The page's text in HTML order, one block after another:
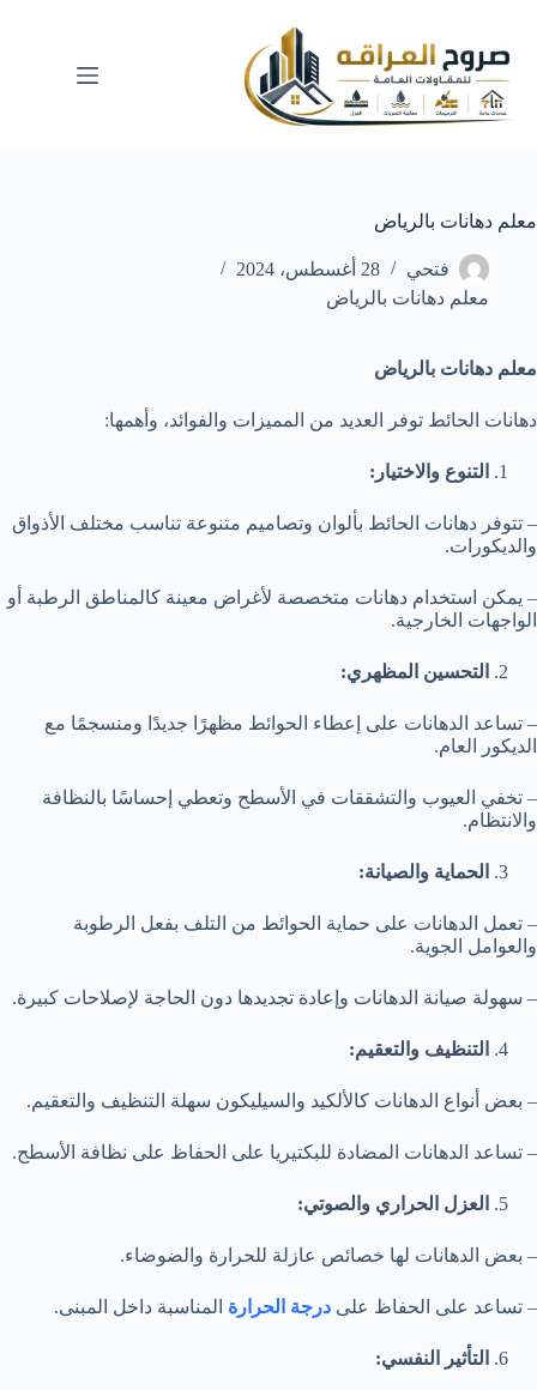
المحتوى
معلم دهانات بالرياض
فتحي
28 أغسطس، 2024
معلم دهانات بالرياض
معلم دهانات بالرياض
دهانات الحائط توفر العديد من المميزات والفوائد، وأهمها:
التنوع والاختيار:
– تتوفر دهانات الحائط بألوان وتصاميم متنوعة تناسب مختلف الأذواق
والديكورات.
– يمكن استخدام دهانات متخصصة لأغراض معينة كالمناطق الرطبة أو
الواجهات الخارجية.
التحسين المظهري:
– تساعد الدهانات على إعطاء الحوائط مظهرًا جديدًا ومنسجمًا مع
الديكور العام.
– تخفي العيوب والتشققات في الأسطح وتعطي إحساسًا بالنظافة
والانتظام.
الحماية والصيانة:
– تعمل الدهانات على حماية الحوائط من التلف بفعل الرطوبة
والعوامل الجوية.
– سهولة صيانة الدهانات وإعادة تجديدها دون الحاجة لإصلاحات كبيرة.
التنظيف والتعقيم:
– بعض أنواع الدهانات كالألكيد والسيليكون سهلة التنظيف والتعقيم.
– تساعد الدهانات المضادة للبكتيريا على الحفاظ على نظافة الأسطح.
العزل الحراري والصوتي:
– بعض الدهانات لها خصائص عازلة للحرارة والضوضاء.
– تساعد على الحفاظ على درجة الحرارة المناسبة داخل المبنى.
التأثير النفسي: